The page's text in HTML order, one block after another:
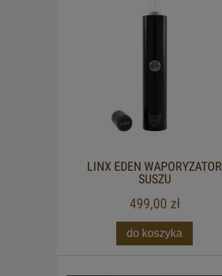
LINX EDEN WAPORYZATOR
SUSZU
499,00 zł
do koszyka